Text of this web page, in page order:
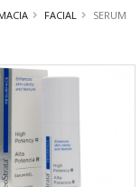
FACIAL SERUM